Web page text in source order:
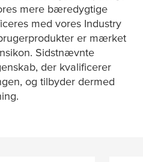
mere bæredygtige
med vores Industry
er mærket
Sidstnævnte
der kvalificerer
og tilbyder dermed